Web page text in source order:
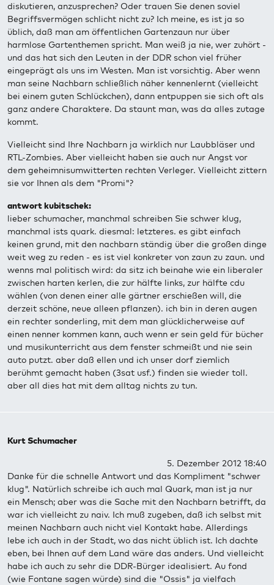
diskutieren, anzusprechen? Oder trauen Sie denen soviel
Begriffsvermögen schlicht nicht zu? Ich meine, es ist ja so
üblich, daß man am öffentlichen Gartenzaun nur über
harmlose Gartenthemen spricht. Man weiß ja nie, wer zuhört -
und das hat sich den Leuten in der DDR schon viel früher
eingeprägt als uns im Westen. Man ist vorsichtig. Aber wenn
man seine Nachbarn schließlich näher kennenlernt (vielleicht
bei einem guten Schlückchen), dann entpuppen sie sich oft als
ganz andere Charaktere. Da staunt man, was da alles zutage
kommt.
Vielleicht sind Ihre Nachbarn ja wirklich nur Laubbläser und
RTL-Zombies. Aber vielleicht haben sie auch nur Angst vor
dem geheimnisumwitterten rechten Verleger. Vielleicht zittern
sie vor Ihnen als dem "Promi"?
antwort kubitschek:
lieber schumacher, manchmal schreiben Sie schwer klug,
manchmal ists quark. diesmal: letzteres. es gibt einfach
keinen grund, mit den nachbarn ständig über die großen dinge
weit weg zu reden - es ist viel konkreter von zaun zu zaun. und
wenns mal politisch wird: da sitz ich beinahe wie ein liberaler
zwischen harten kerlen, die zur hälfte links, zur hälfte cdu
wählen (von denen einer alle gärtner erschießen will, die
derzeit schöne, neue alleen pflanzen). ich bin in deren augen
ein rechter sonderling, mit dem man glücklicherweise auf
einen nenner kommen kann, auch wenn er sein geld für bücher
und musikunterricht aus dem fenster schmeißt und nie sein
auto putzt. aber daß ellen und ich unser dorf ziemlich
berühmt gemacht haben (3sat usf.) finden sie wieder toll.
aber all dies hat mit dem alltag nichts zu tun.
Kurt Schumacher
5. Dezember 2012 18:40
Danke für die schnelle Antwort und das Kompliment "schwer
klug". Natürlich schreibe ich auch mal Quark, man ist ja nur
ein Mensch; aber was die Sache mit den Nachbarn betrifft, da
war ich vielleicht zu naiv. Ich muß zugeben, daß ich selbst mit
meinen Nachbarn auch nicht viel Kontakt habe. Allerdings
lebe ich auch in der Stadt, wo das nicht üblich ist. Ich dachte
eben, bei Ihnen auf dem Land wäre das anders. Und vielleicht
habe ich auch zu sehr die DDR-Bürger idealisiert. Au fond
(wie Fontane sagen würde) sind die "Ossis" ja vielfach